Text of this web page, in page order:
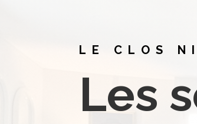
LE CLOS
Les